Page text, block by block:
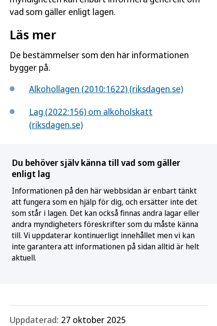
vad som gäller enligt lagen.
Läs mer
De bestämmelser som den här informationen
bygger på.
Alkohollagen (2010:1622) (riksdagen.se)
Lag (2022:156) om alkoholskatt
(riksdagen.se)
Du behöver själv känna till vad som gäller
enligt lag
Informationen på den här webbsidan är enbart tänkt
att fungera som en hjälp för dig, och ersätter inte det
som står i lagen. Det kan också finnas andra lagar eller
andra myndigheters föreskrifter som du måste känna
till. Vi uppdaterar kontinuerligt innehållet men vi kan
inte garantera att informationen på sidan alltid är helt
aktuell.
Uppdaterad: 27 oktober 2025